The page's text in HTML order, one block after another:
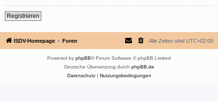
Registrieren
ISDV-Homepage Foren Alle Zeiten sind UTC+02:00
Powered by phpBB® Forum Software © phpBB Limited
Deutsche Übersetzung durch phpBB.de
Datenschutz| Nutzungsbedingungen